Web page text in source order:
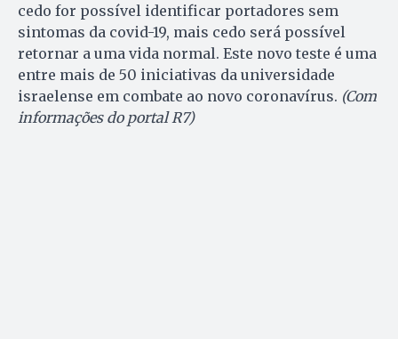
cedo for possível identificar portadores sem
sintomas da covid-19, mais cedo será possível
retornar a uma vida normal. Este novo teste é uma
entre mais de 50 iniciativas da universidade
israelense em combate ao novo coronavírus. (Com
informações do portal R7)